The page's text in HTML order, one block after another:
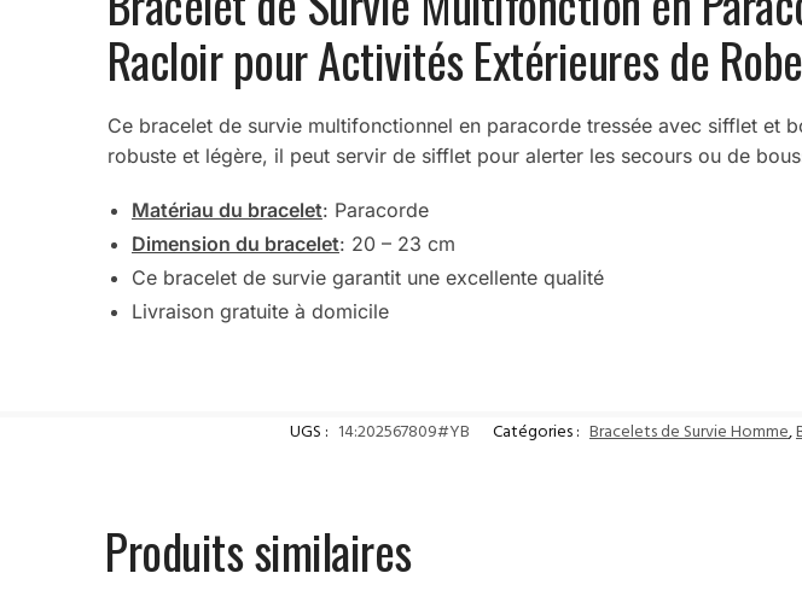
Racloir pour Activités Extérieures de
Ce bracelet de survie multifonctionnel en paracorde tressée avec sifflet et
robuste et légère, il peut servir de sifflet pour alerter les secours ou de
Matériau du bracelet: Paracorde
Dimension du bracelet: 20 – 23 cm
Ce bracelet de survie garantit une excellente qualité
Livraison gratuite à domicile
UGS : 14:202567809#YB Catégories : Bracelets de Survie Homme,
Produits similaires